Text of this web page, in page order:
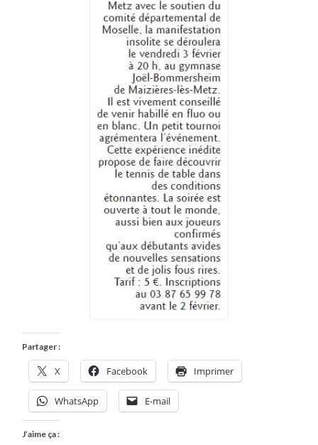
Partager :
X Facebook Imprimer
WhatsApp E-mail
J’aime ça :